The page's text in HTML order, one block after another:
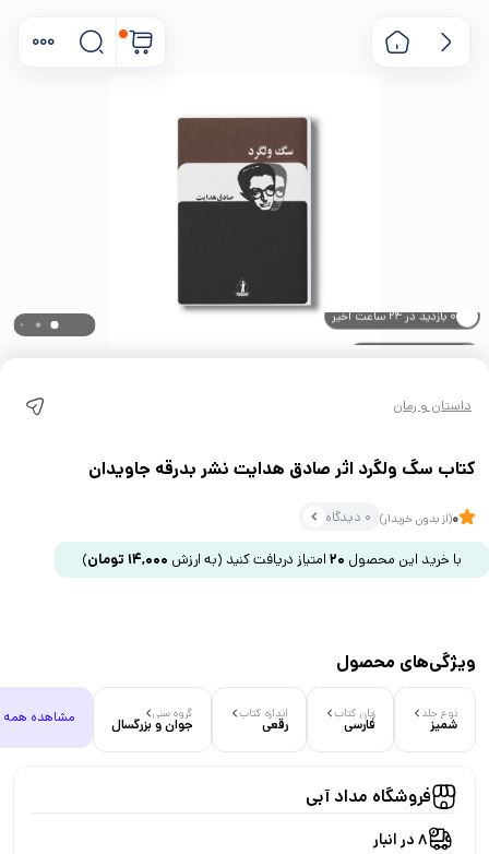
۰ خریدار در ۱ ماه اخیر
داستان و رمان
کتاب سگ ولگرد اثر صادق هدایت نشر بدرقه جاویدان
0(از بدون خریدار) 0 دیدگاه
با خرید این محصول 20 امتیاز دریافت کنید (به ارزش 14,000 تومان)
ویژگی‌های محصول
نوع جلد
شمیز
زبان کتاب
فارسی
اندازه کتاب
رقعی
گروه سنی
جوان و بزرگسال مشاهده همه
فروشگاه مداد آبی
8 در انبار